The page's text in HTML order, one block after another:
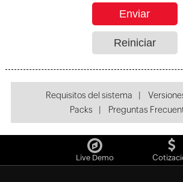
Requisitos del sistema
Packs
Preguntas
Live Demo